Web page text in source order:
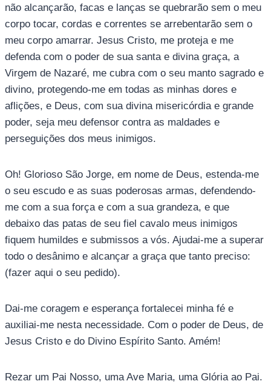
não alcançarão, facas e lanças se quebrarão sem o meu
corpo tocar, cordas e correntes se arrebentarão sem o
meu corpo amarrar. Jesus Cristo, me proteja e me
defenda com o poder de sua santa e divina graça, a
Virgem de Nazaré, me cubra com o seu manto sagrado e
divino, protegendo-me em todas as minhas dores e
aflições, e Deus, com sua divina misericórdia e grande
poder, seja meu defensor contra as maldades e
perseguições dos meus inimigos.
Oh! Glorioso São Jorge, em nome de Deus, estenda-me
o seu escudo e as suas poderosas armas, defendendo-
me com a sua força e com a sua grandeza, e que
debaixo das patas de seu fiel cavalo meus inimigos
fiquem humildes e submissos a vós. Ajudai-me a superar
todo o desânimo e alcançar a graça que tanto preciso:
(fazer aqui o seu pedido).
Dai-me coragem e esperança fortalecei minha fé e
auxiliai-me nesta necessidade. Com o poder de Deus, de
Jesus Cristo e do Divino Espírito Santo. Amém!
Rezar um Pai Nosso, uma Ave Maria, uma Glória ao Pai.